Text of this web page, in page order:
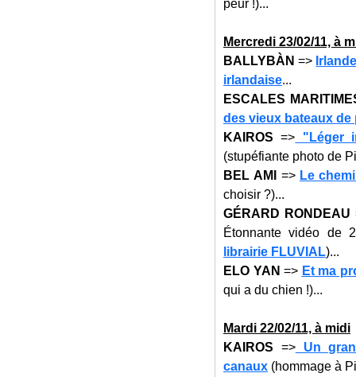
peur !)...
Mercredi 23/02/11, à
BALLYBÀN =>
irlandaise...
ESCALES
des vieux bateaux de
KAIROS => "Léger
(stupéfiante photo de
BEL AMI => Le
choisir ?)...
GÉRARD RONDEAU
Étonnante vidéo de
librairie FLUVIAL)...
ELO YAN => Et ma
qui a du chien !)...
Mardi 22/02/11, à midi
KAIROS =>Un
canaux (hommage à